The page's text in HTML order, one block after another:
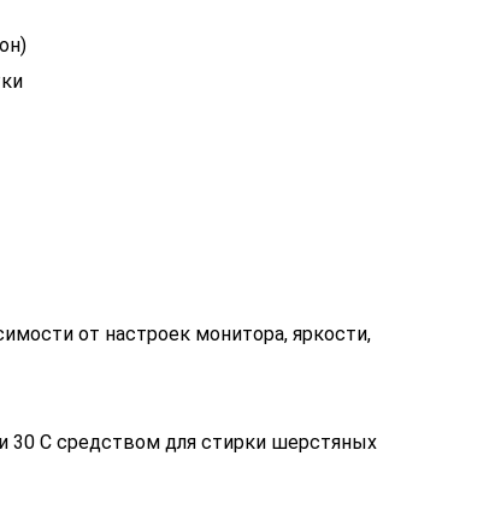
от настроек монитора, яркости,
30 С средством для стирки шерстяных